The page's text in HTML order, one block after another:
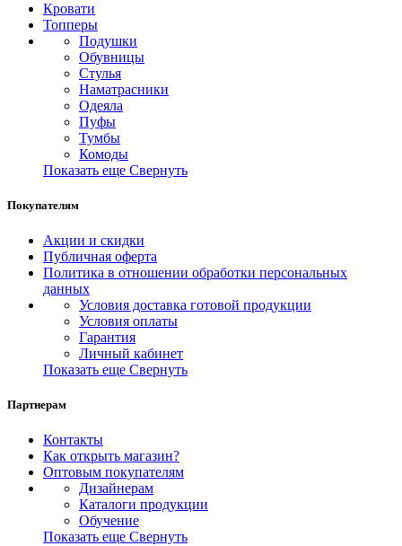
Кровати
Топперы
Подушки
Обувницы
Стулья
Наматрасники
Одеяла
Пуфы
Тумбы
Комоды
Показать еще Свернуть
Покупателям
Акции и скидки
Публичная оферта
Политика в отношении обработки персональных
данных
Условия доставка готовой продукции
Условия оплаты
Гарантия
Личный кабинет
Показать еще Свернуть
Партнерам
Контакты
Как открыть магазин?
Оптовым покупателям
Дизайнерам
Каталоги продукции
Обучение
Показать еще Свернуть